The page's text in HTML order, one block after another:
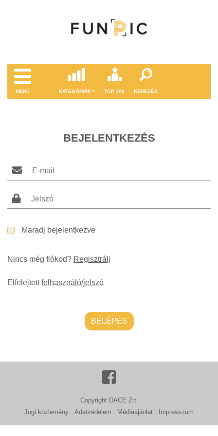
MENÜ KATEGÓRIÁK TOP 100 KERESÉS
BEJELENTKEZÉS
Maradj bejelentkezve
Nincs még fiókod? Regisztrálj
Elfelejtettfelhasználó/jelszó
BELÉPÉS
Copyright DACE Zrt.
Jogi közlemény
Adatvédelem Médiaajánlat Impresszum